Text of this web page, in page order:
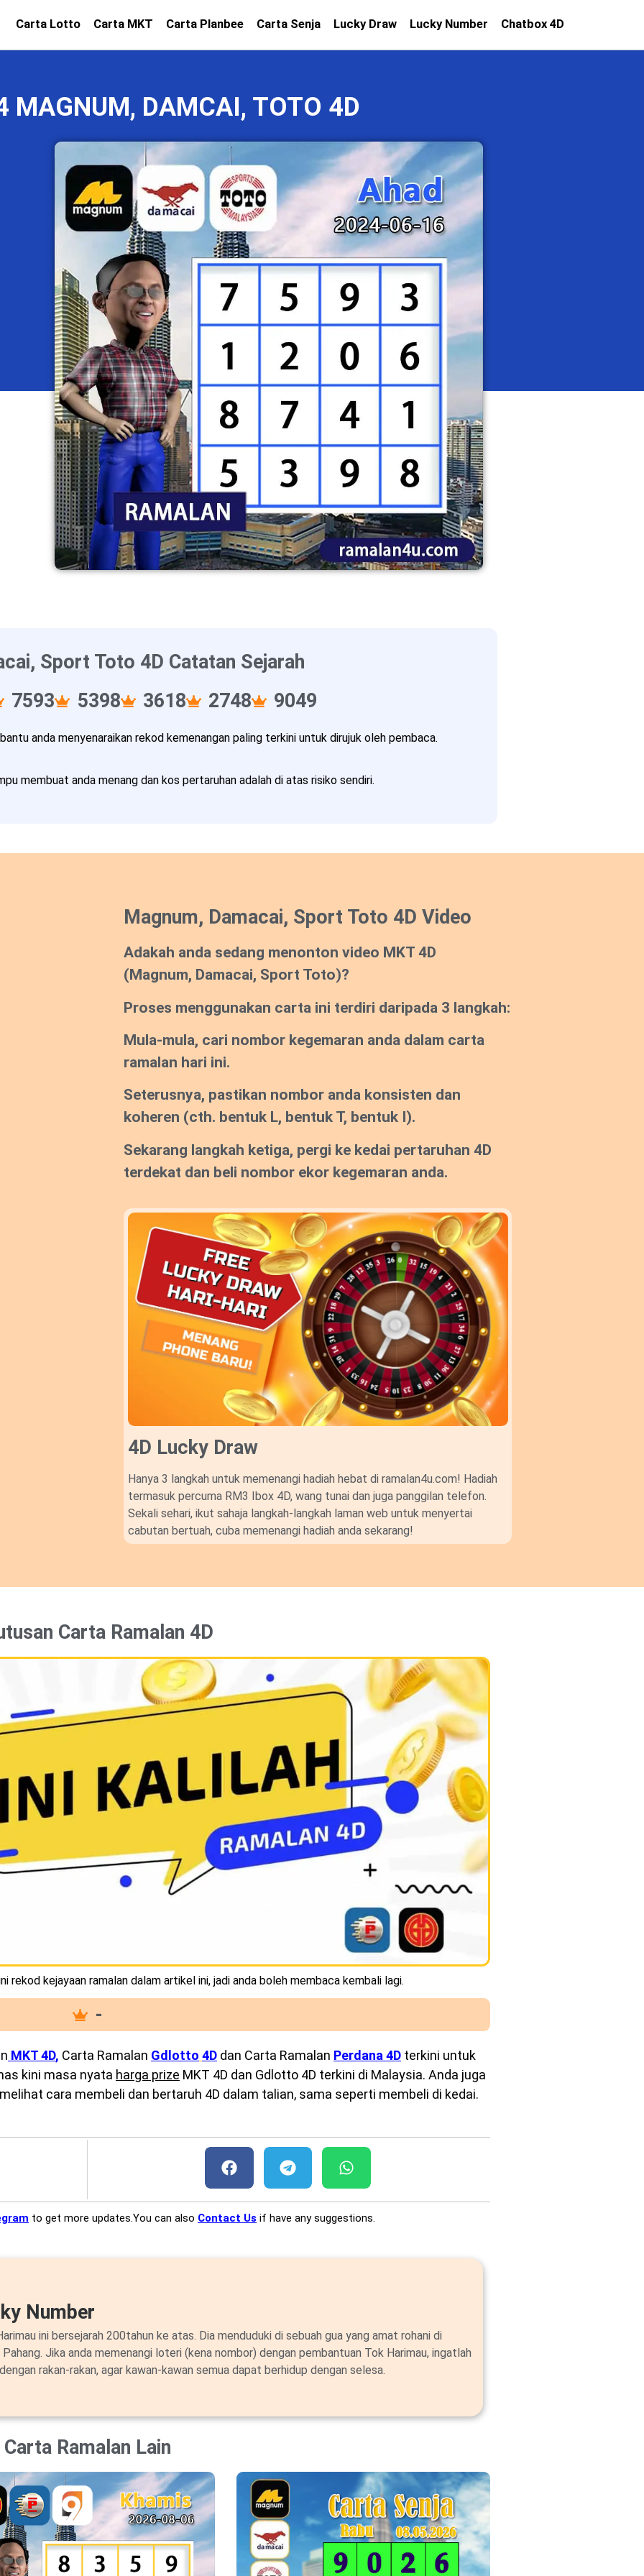
Carta Lotto Carta MKT Carta Planbee Carta Senja Lucky Draw Lucky Number Chatbox 4D
DAMCAI, TOTO 4D
Sport Toto 4D Catatan Sejarah
7593
5398 3618 2748 9049
anda menyenaraikan rekod kemenangan paling terkini untuk dirujuk oleh pembaca.
membuat anda menang dan kos pertaruhan adalah di atas risiko sendiri.
Magnum, Damacai, Sport Toto 4D Video
Adakah anda sedang menonton video MKT 4D
(Magnum, Damacai, Sport Toto)?
Proses menggunakan carta ini terdiri daripada 3 langkah:
Mula-mula, cari nombor kegemaran anda dalam carta
ramalan hari ini.
Seterusnya, pastikan nombor anda konsisten dan
koheren (cth. bentuk L, bentuk T, bentuk I).
Sekarang langkah ketiga, pergi ke kedai pertaruhan 4D
terdekat dan beli nombor ekor kegemaran anda.
4D Lucky Draw​
Hanya 3 langkah untuk memenangi hadiah hebat di ramalan4u.com! Hadiah
termasuk percuma RM3 Ibox 4D, wang tunai dan juga panggilan telefon.
Sekali sehari, ikut sahaja langkah-langkah laman web untuk menyertai
cabutan bertuah, cuba memenangi hadiah anda sekarang!
Carta Ramalan 4D
rekod kejayaan ramalan dalam artikel ini, jadi anda boleh membaca kembali lagi.
-
MKT 4D, Carta Ramalan Gdlotto 4D dan Carta Ramalan Perdana 4D terkini untuk
kini masa nyata harga prize MKT 4D dan Gdlotto 4D terkini di Malaysia. Anda juga
cara membeli dan bertaruh 4D dalam talian, sama seperti membeli di kedai.
to get more updates.You can also Contact Us if have any suggestions.
Number
ini bersejarah 200tahun ke atas. Dia menduduki di sebuah gua yang amat rohani di
Jika anda memenangi loteri (kena nombor) dengan pembantuan Tok Harimau, ingatlah
rakan-rakan, agar kawan-kawan semua dapat berhidup dengan selesa.
Carta Ramalan Lain